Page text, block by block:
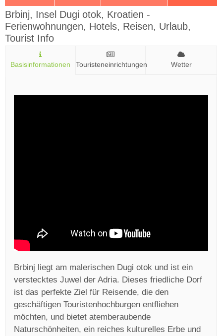
Brbinj, Insel Dugi otok, Kroatien -
Ferienwohnungen, Hotels, Reisen, Urlaub,
Tourist Info
Basisinformationen Touristeneinrichtungen Wetter
Brbinj liegt am malerischen Dugi otok und ist ein
verstecktes Juwel der Adria. Dieses friedliche Dorf
ist das perfekte Ziel für Reisende, die den
geschäftigen Touristenhochburgen entfliehen
möchten, und bietet atemberaubende
Naturschönheiten, ein reiches kulturelles Erbe und